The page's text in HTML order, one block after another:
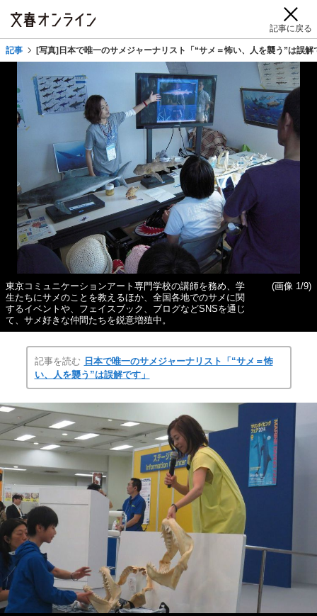
記事に戻る
記事 [写真]日本で唯一のサメジャーナリスト「“サメ＝怖い、人を襲う”は誤解
東京コミュニケーションアート専門学校の講師を務め、学
生たちにサメのことを教えるほか、全国各地でのサメに関
するイベントや、フェイスブック、ブログなどSNSを通じ
て、サメ好きな仲間たちを鋭意増殖中。
(画像 1/9)
記事を読む 日本で唯一のサメジャーナリスト「“サメ＝怖
い、人を襲う”は誤解です」